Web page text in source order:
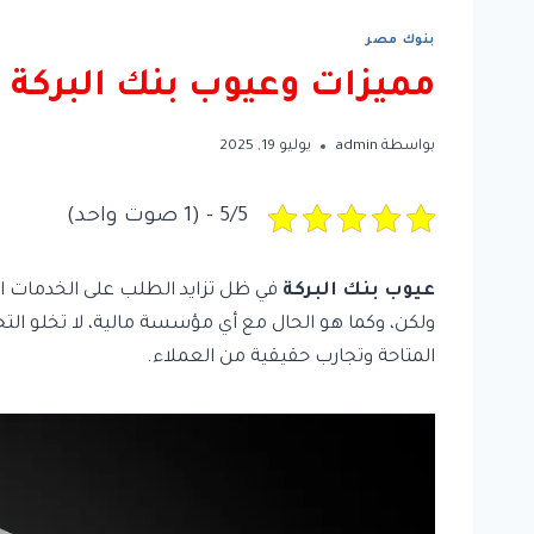
بنوك مصر
مميزات وعيوب بنك
بواسطة admin يوليو 19, 2025
5/5 - (1 صوت واحد)
عيوب بنك البركة في ظل تزايد الطلب على الخدمات
ولكن، وكما هو الحال مع أي مؤسسة مالية، لا تخلو
المتاحة وتجارب حقيقية من العملاء.